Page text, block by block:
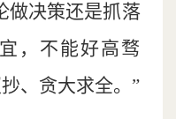
做决策还是抓落
，不能好高骛
、贪大求全。”